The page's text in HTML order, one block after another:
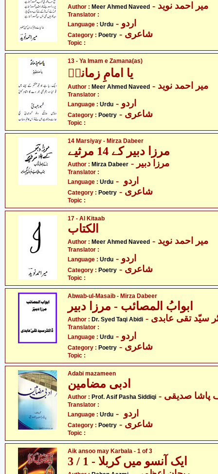
Author : Meer Ahmed Naveed - میر احمد نوید
Translator :
Language : Urdu - اردو
Category : Poetry - شاعری
Topic :
13 - Ya Imam e Zamana(as)
یا امامِ زمانہؑ
Author : Meer Ahmed Naveed - میر احمد نوید
Translator :
Language : Urdu - اردو
Category : Poetry - شاعری
Topic :
14 Marsiyay - Mirza Dabeer
مرزا دبیر کے 14 مرثیے
Author : Mirza Dabeer - مرزا دبیر
Translator :
Language : Urdu
Category : Poetry - شاعری
Topic :
17 - Al Kitaab
الکتاب
Author : Meer Ahmed Naveed - میر احمد نوید
Translator :
Language : Urdu - اردو
Category : Poetry - شاعری
Topic :
Abwab-ul-Masaib - Mirza Dabeer
ابوابُ المصائب - مرزا دبیر
Author : Dr. Syed Taqi Abidi سیّد تقی عابدی
Translator :
Language : Urdu - اردو
Category : Poetry - شاعری
Topic :
Adabi mazameen
Author : Prof. Asif Pasha Siddiqi پاشا صدیقی
Translator :
Language : Urdu
Category : Poetry - شاعری
Topic :
Aik ansoo may Karbala - 1 of 3
ایک آنسو میں کربلا - 1 / 3